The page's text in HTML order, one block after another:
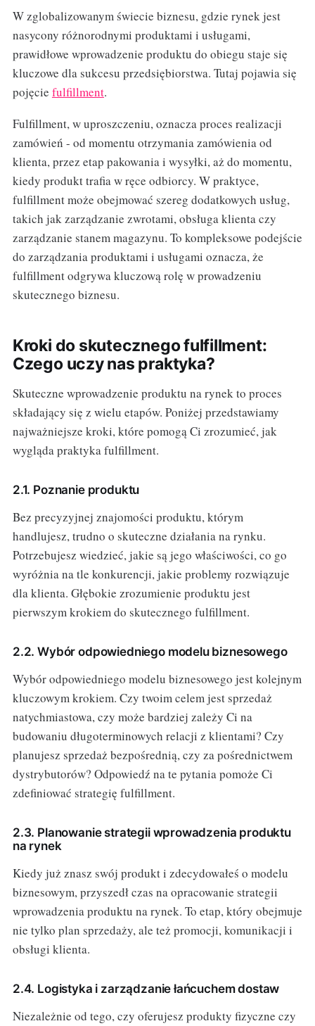
W zglobalizowanym świecie biznesu, gdzie rynek jest
nasycony różnorodnymi produktami i usługami,
prawidłowe wprowadzenie produktu do obiegu staje się
kluczowe dla sukcesu przedsiębiorstwa. Tutaj pojawia się
pojęcie fulfillment.
Fulfillment, w uproszczeniu, oznacza proces realizacji
zamówień - od momentu otrzymania zamówienia od
klienta, przez etap pakowania i wysyłki, aż do momentu,
kiedy produkt trafia w ręce odbiorcy. W praktyce,
fulfillment może obejmować szereg dodatkowych usług,
takich jak zarządzanie zwrotami, obsługa klienta czy
zarządzanie stanem magazynu. To kompleksowe podejście
do zarządzania produktami i usługami oznacza, że
fulfillment odgrywa kluczową rolę w prowadzeniu
skutecznego biznesu.
Kroki do skutecznego fulfillment:
Czego uczy nas praktyka?
Skuteczne wprowadzenie produktu na rynek to proces
składający się z wielu etapów. Poniżej przedstawiamy
najważniejsze kroki, które pomogą Ci zrozumieć, jak
wygląda praktyka fulfillment.
2.1. Poznanie produktu
Bez precyzyjnej znajomości produktu, którym
handlujesz, trudno o skuteczne działania na rynku.
Potrzebujesz wiedzieć, jakie są jego właściwości, co go
wyróżnia na tle konkurencji, jakie problemy rozwiązuje
dla klienta. Głębokie zrozumienie produktu jest
pierwszym krokiem do skutecznego fulfillment.
2.2. Wybór odpowiedniego modelu biznesowego
Wybór odpowiedniego modelu biznesowego jest kolejnym
kluczowym krokiem. Czy twoim celem jest sprzedaż
natychmiastowa, czy może bardziej zależy Ci na
budowaniu długoterminowych relacji z klientami? Czy
planujesz sprzedaż bezpośrednią, czy za pośrednictwem
dystrybutorów? Odpowiedź na te pytania pomoże Ci
zdefiniować strategię fulfillment.
2.3. Planowanie strategii wprowadzenia produktu
na rynek
Kiedy już znasz swój produkt i zdecydowałeś o modelu
biznesowym, przyszedł czas na opracowanie strategii
wprowadzenia produktu na rynek. To etap, który obejmuje
nie tylko plan sprzedaży, ale też promocji, komunikacji i
obsługi klienta.
2.4. Logistyka i zarządzanie łańcuchem dostaw
Niezależnie od tego, czy oferujesz produkty fizyczne czy